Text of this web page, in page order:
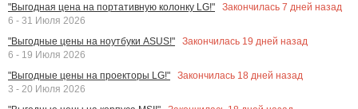
"Выгодная цена на портативную колонку LG!"
Закончилась 7 дней назад
6 - 31 Июля 2026
"Выгодные цены на ноутбуки ASUS!"
Закончилась 19 дней назад
6 - 19 Июля 2026
"Выгодные цены на проекторы LG!"
Закончилась 18 дней назад
3 - 20 Июля 2026